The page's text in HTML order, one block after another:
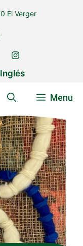
El Verger
Inglés
Menu